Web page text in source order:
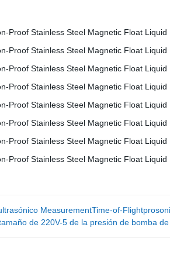
MeasurementTime-of-
de 220V-5 de la presión de bomba